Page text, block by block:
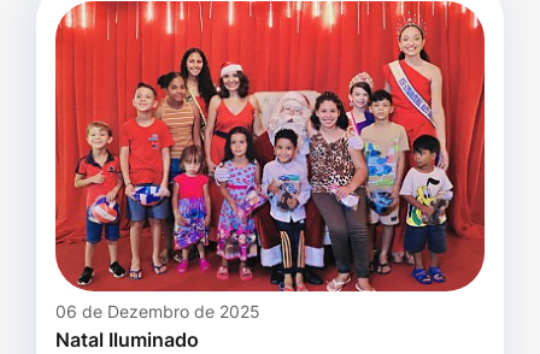
06 de Dezembro de 2025
Natal Iluminado